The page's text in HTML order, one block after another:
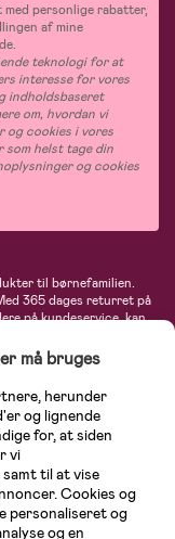
personlige rabatter,
af mine
teknologi for at
interesse for vores
indholdsbaseret
om, hvordan vi
og cookies i vores
som helst tage din
og cookies
til børnefamilien.
365 dages returret på
på kundeservice, kan
til gravide og ammende
og meget mere. Vi
Maxi-Cosi, Baby
Phillips Avent, Neonate,
sortiment venter på dig!
må bruges
herunder
og lignende
for, at siden
vi
til at vise
Cookies og
personaliseret og
og en